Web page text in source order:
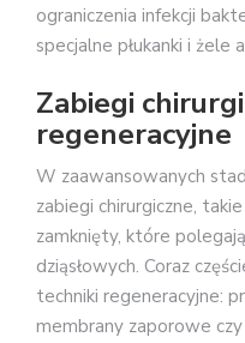
ograniczenia infekcji
specjalne płukanki i żele
Zabiegi
regeneracyjne
W zaawansowanych
zabiegi chirurgiczne,
zamknięty, które
dziąsłowych. Coraz
techniki regeneracyjne:
membrany zaporowe